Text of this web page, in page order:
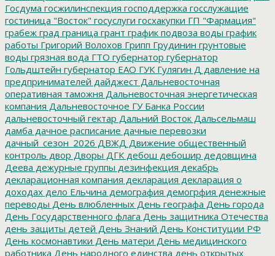
Госдума госжилинспекция господдержка госслужащие
гостиница "Восток" госуслуги госхакупки ГП "Фармация"
грабеж град граница грант график подвоза воды график
работы Григорий Волохов Грипп Грудинин грунтовые
воды грязная вода ГТО губернатор губернатор
Гольдштейн губернатор ЕАО ГУК Гулягин Д давление на
предпринимателей дайджест Дальневосточная
оперативная таможня Дальневосточная энергетическая
компания Дальневосточное ГУ Банка России
дальневосточный гектар Дальний Восток Дальсельмаш
дамба дачное расписание дачные перевозки
дачный_сезон_2026 ДВЖД Движение общественный
контроль двор Дворы ДГК дебош дебошир дедовщина
Деева дежурные группы дезинфекция декабрь
декларационная компания декларация декларация о
доходах дело Ельчина демография демогрфия денежные
переводы День влюбленных День географа День города
День Государственного флага День защитника Отечества
день защиты детей День Знаний День Конституции РФ
День космонавтики День матери День медицинского
работника День народного единства день открытых